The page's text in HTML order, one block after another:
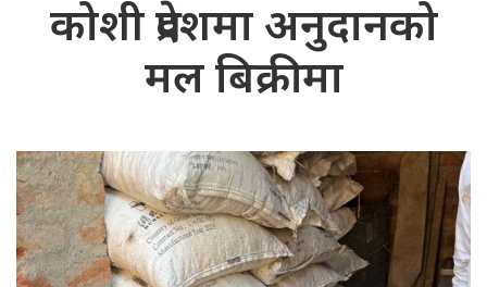
कोशी प्रदेशमा अनुदानको
मल बिक्रीमा